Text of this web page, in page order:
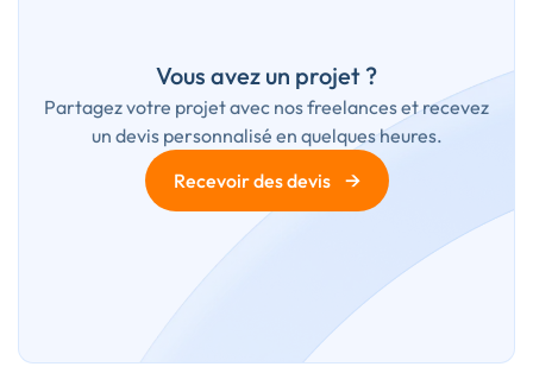
Vous avez un projet ?
Partagez votre projet avec nos freelances et recevez
un devis personnalisé en quelques heures.
Recevoir des devis
→